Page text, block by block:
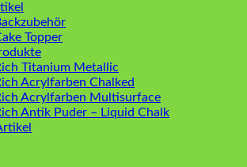
Topper
Titanium Metallic
Acrylfarben Chalked
Acrylfarben Multisurface
Antik Puder – Liquid Chalk